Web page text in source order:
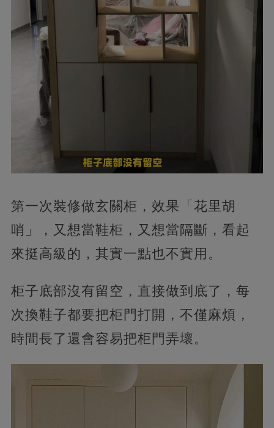
第一次裝修做玄關柜，效果「花里胡
哨」，又想當鞋柜，又想當隔斷，看起
來挺高級的，其實一點也不實用。
柜子底部沒有留空，直接做到底了，每
次換鞋子都要把柜門打開，不僅麻煩，
時間長了還會容易把柜門弄壞。